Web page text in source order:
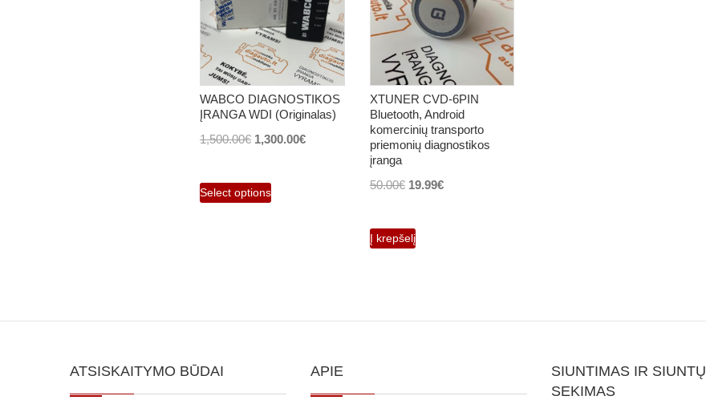
WABCO DIAGNOSTIKOS
ĮRANGA WDI (Originalas)
1,500.00€ Original
was:
1,500.00€.
1,300.00€Current
Select options
XTUNER CVD-6PIN
Bluetooth, Android
komercinių transporto
priemonių diagnostikos
įranga
50.00€ Original
was:
50.00€.
19.99€Current
Į krepšelį
ATSISKAITYMO BŪDAI APIE
SIUNTIMAS IR SIUNTŲ
SEKIMAS